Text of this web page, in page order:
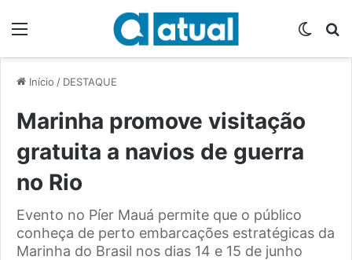
Início / DESTAQUE
Marinha promove visitação
gratuita a navios de guerra
no Rio
Evento no Píer Mauá permite que o público
conheça de perto embarcações estratégicas da
Marinha do Brasil nos dias 14 e 15 de junho